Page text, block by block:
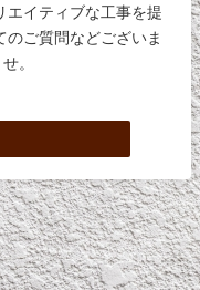
エイティブな工事を提
ご質問などございま
。